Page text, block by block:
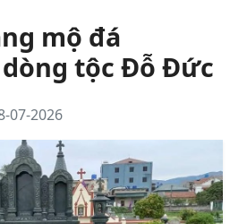
mộ đá
tộc Đỗ Đức
07-2026